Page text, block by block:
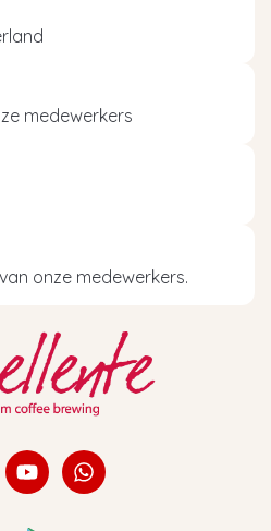
medewerkers
onze medewerkers.